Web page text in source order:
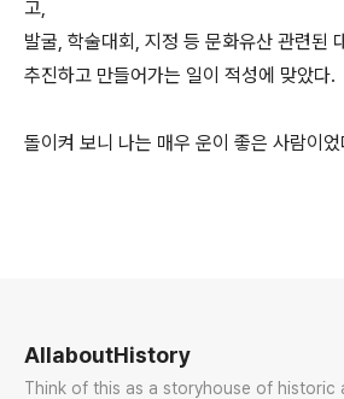
고,
발굴, 학술대회, 지정 등 문화유산 관련된
추진하고 만들어가는 일이 적성에 맞았다.
돌이켜 보니 나는 매우 운이 좋은 사람이었
AllaboutHistory
Think of this as a storyhouse of historic